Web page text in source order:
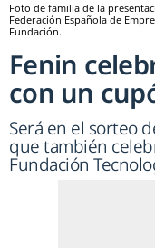
Foto de familia de la
Federación Española de
Fundación.
Fenin
con un
Será en el sorteo
que también
Fundación